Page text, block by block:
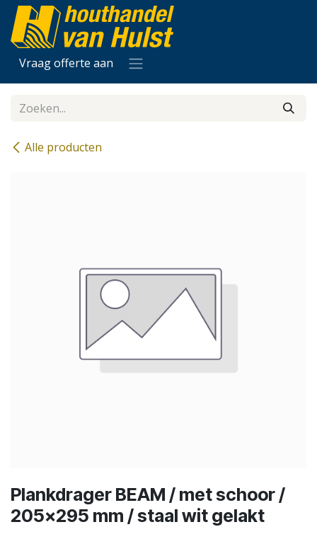
Overslaan naar inhoud
Vraag offerte aan
Alle producten
Plankdrager BEAM / met schoor /
205x295 mm / staal wit gelakt